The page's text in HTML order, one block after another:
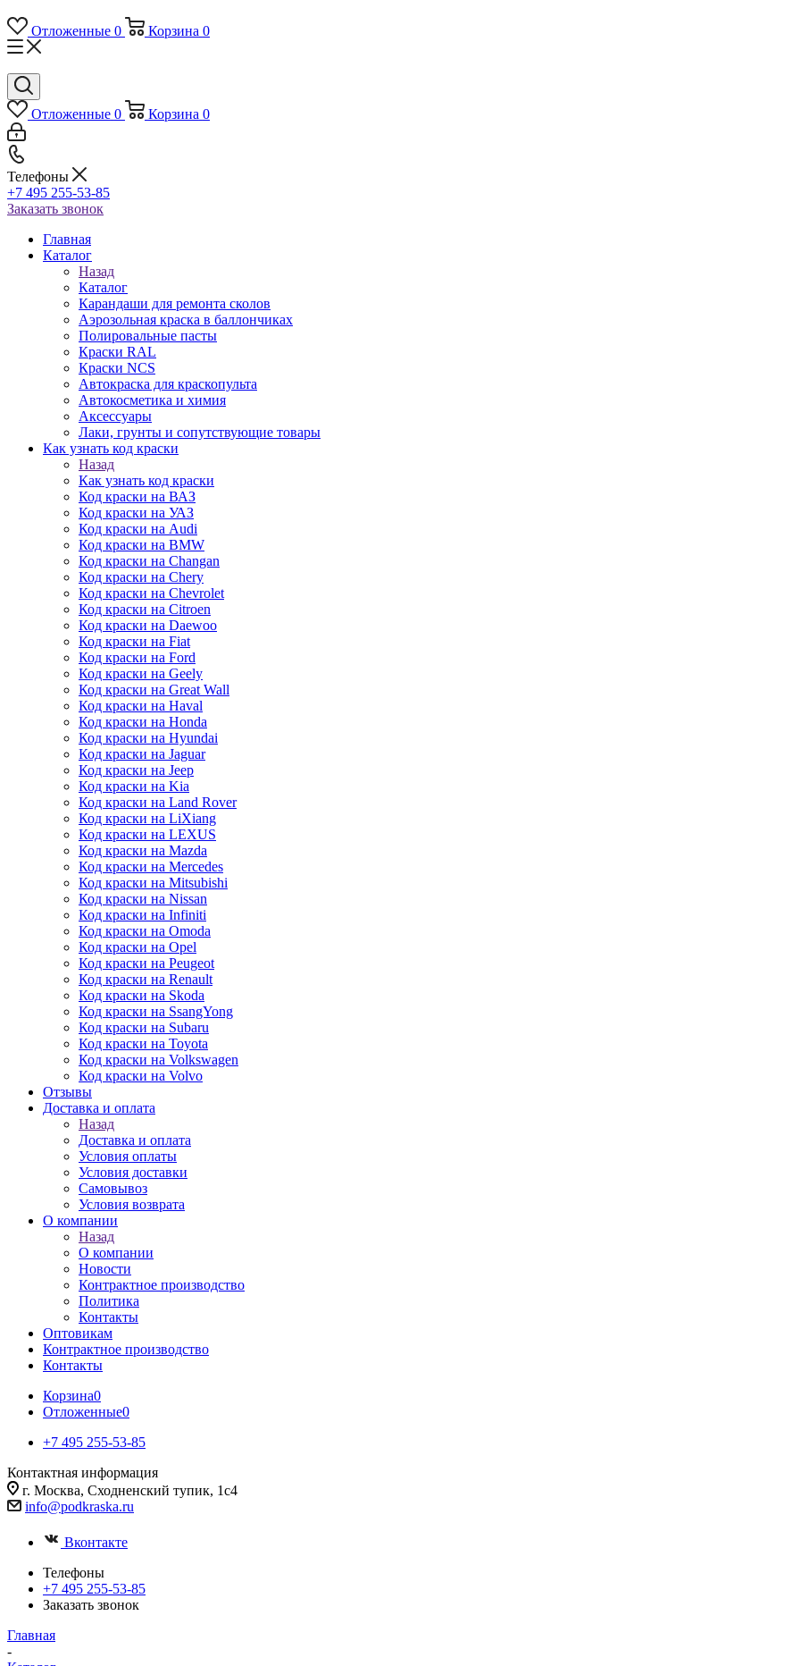
Отложенные 0 Корзина 0
Отложенные 0 Корзина 0
Телефоны
+7 495 255-53-85
Заказать звонок
Главная
Каталог
Назад
Каталог
Карандаши для ремонта сколов
Аэрозольная краска в баллончиках
Полировальные пасты
Краски RAL
Краски NCS
Автокраска для краскопульта
Автокосметика и химия
Аксессуары
Лаки, грунты и сопутствующие товары
Как узнать код краски
Назад
Как узнать код краски
Код краски на ВАЗ
Код краски на УАЗ
Код краски на Audi
Код краски на BMW
Код краски на Changan
Код краски на Chery
Код краски на Chevrolet
Код краски на Citroen
Код краски на Daewoo
Код краски на Fiat
Код краски на Ford
Код краски на Geely
Код краски на Great Wall
Код краски на Haval
Код краски на Honda
Код краски на Hyundai
Код краски на Jaguar
Код краски на Jeep
Код краски на Kia
Код краски на Land Rover
Код краски на LiXiang
Код краски на LEXUS
Код краски на Mazda
Код краски на Mercedes
Код краски на Mitsubishi
Код краски на Nissan
Код краски на Infiniti
Код краски на Omoda
Код краски на Opel
Код краски на Peugeot
Код краски на Renault
Код краски на Skoda
Код краски на SsangYong
Код краски на Subaru
Код краски на Toyota
Код краски на Volkswagen
Код краски на Volvo
Отзывы
Доставка и оплата
Назад
Доставка и оплата
Условия оплаты
Условия доставки
Самовывоз
Условия возврата
О компании
Назад
О компании
Новости
Контрактное производство
Политика
Контакты
Оптовикам
Контрактное производство
Контакты
Корзина0
Отложенные0
+7 495 255-53-85
Контактная информация
г. Москва, Сходненский тупик, 1с4
info@podkraska.ru
Вконтакте
Телефоны
+7 495 255-53-85
Заказать звонок
Главная
-